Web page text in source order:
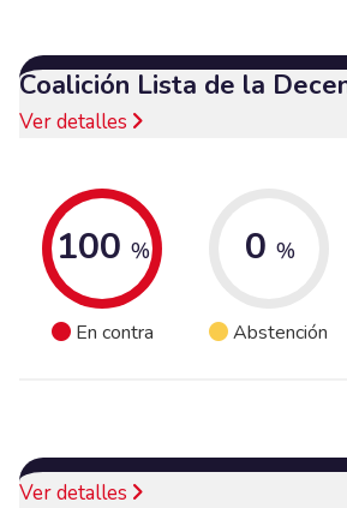
Coalición Lista de la
Ver detalles
100 %
En contra
0 %
Abstención
Ver detalles